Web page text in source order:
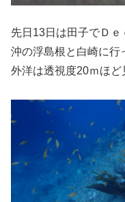
先日13日は田子でＤｅ
沖の浮島根と白崎に行
外洋は透視度20ｍほ